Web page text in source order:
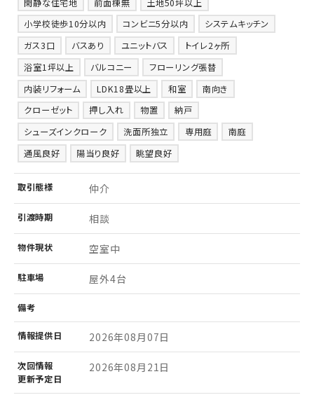
小学校徒歩10分以内
コンビニ5分以内
システムキッチン
ガス3口
バスあり ユニットバス
トイレ2ヶ所
浴室1坪以上
バルコニー
フローリング張替
内装リフォーム
LDK18畳以上 和室
南向き
クローゼット
押し入れ 物置
納戸
シューズインクローク
洗面所独立 専用庭
南庭
通風良好
陽当り良好 眺望良好
取引態様 仲介
引渡時期 相談
物件現状 空室中
駐車場 屋外4台
備考
情報提供日 2026年08月07日
次回情報
更新予定日
2026年08月21日